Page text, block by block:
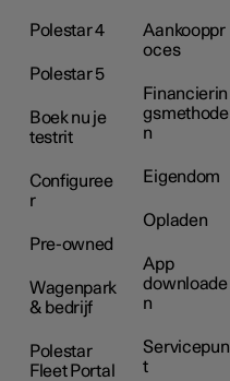
Polestar 4
Polestar 5
Boek nu je
testrit
Configuree
r
Pre-owned
Wagenpark
& bedrijf
Polestar
Fleet Portal
Aankooppr
oces
Financierin
gsmethode
n
Eigendom
Opladen
App
downloade
n
Servicepun
t